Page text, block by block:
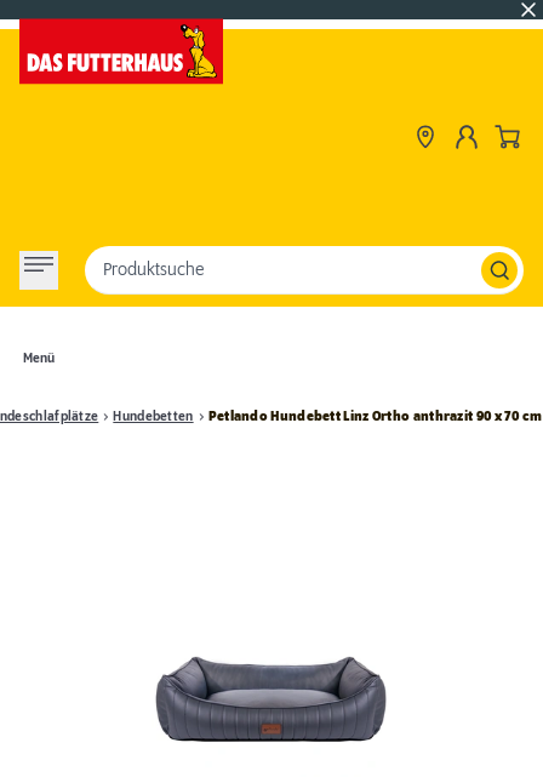
Menü
Produktsuche
Hundebetten Petlando Hundebett Linz Ortho anthrazit 90 x 70 cm